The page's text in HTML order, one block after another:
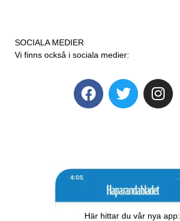
SOCIALA MEDIER
Vi finns också i sociala medier:
Här hittar du vår nya app: